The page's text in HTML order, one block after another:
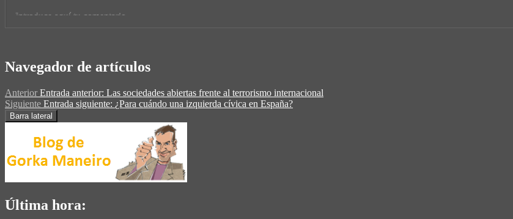
Navegador de artículos
Anterior Entrada anterior: Las sociedades abiertas frente al terrorismo internacional
Siguiente Entrada siguiente: ¿Para cuándo una izquierda cívica en España?
Barra lateral
Última hora: